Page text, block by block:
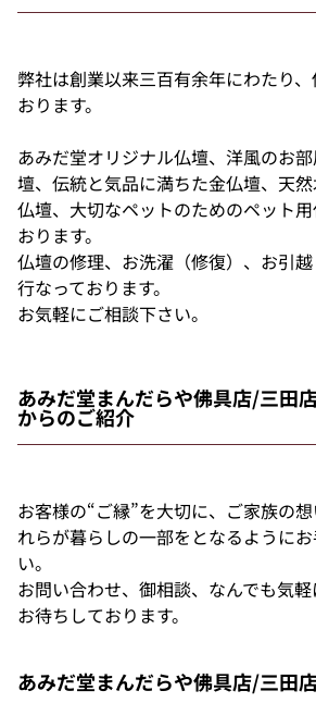
弊社は創業以来三百有余年にわたり
おります。
あみだ堂オリジナル仏壇、洋風のお
壇、伝統と気品に満ちた金仏壇、天
仏壇、大切なペットのためのペット
おります。
仏壇の修理、お洗濯（修復）、お引
行なっております。
お気軽にご相談下さい。
あみだ堂まんだらや佛具店/三田
からのご紹介
お客様の“ご縁”を大切に、ご家族の
れらが暮らしの一部をとなるように
い。
お問い合わせ、御相談、なんでも気軽
お待ちしております。
あみだ堂まんだらや佛具店/三田